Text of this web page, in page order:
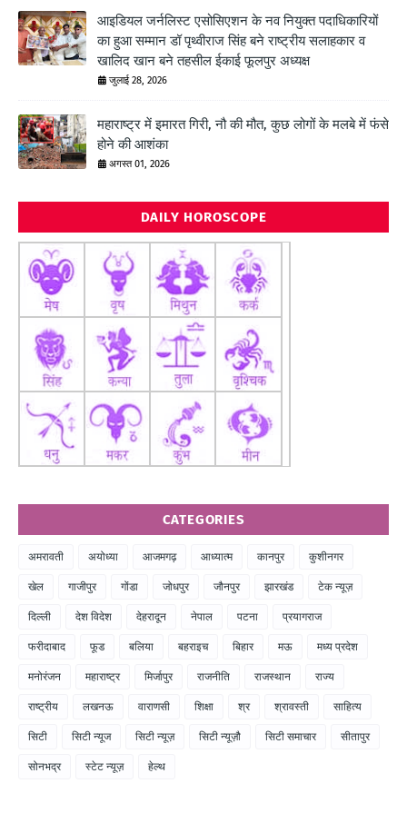
आइडियल जर्नलिस्ट एसोसिएशन के नव नियुक्त पदाधिकारियों
का हुआ सम्मान डॉ पृथ्वीराज सिंह बने राष्ट्रीय सलाहकार व
खालिद खान बने तहसील ईकाई फूलपुर अध्यक्ष
जुलाई 28, 2026
महाराष्ट्र में इमारत गिरी, नौ की मौत, कुछ लोगों के मलबे में फंसे
होने की आशंका
अगस्त 01, 2026
DAILY HOROSCOPE
CATEGORIES
अमरावती अयोध्या आजमगढ़ आध्यात्म कानपुर कुशीनगर
खेल गाजीपुर गोंडा जोधपुर जौनपुर झारखंड टेक न्यूज़
दिल्ली देश विदेश देहरादून नेपाल पटना प्रयागराज
फरीदाबाद फूड बलिया बहराइच बिहार मऊ मध्य प्रदेश
मनोरंजन महाराष्ट्र मिर्जापुर राजनीति राजस्थान राज्य
राष्ट्रीय लखनऊ वाराणसी शिक्षा श्र श्रावस्ती साहित्य
सिटी सिटी न्यूज सिटी न्यूज़ सिटी न्यूज़ौ सिटी समाचार सीतापुर
सोनभद्र स्टेट न्यूज़ हेल्थ